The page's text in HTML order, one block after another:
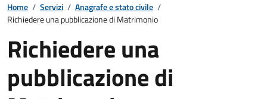
Home / Servizi / Anagrafe e stato civile /
Richiedere una pubblicazione di Matrimonio
Richiedere una
pubblicazione di